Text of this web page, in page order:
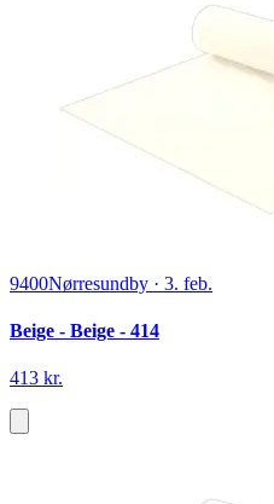
9400Nørresundby · 3. feb.
Beige - Beige - 414
413 kr.